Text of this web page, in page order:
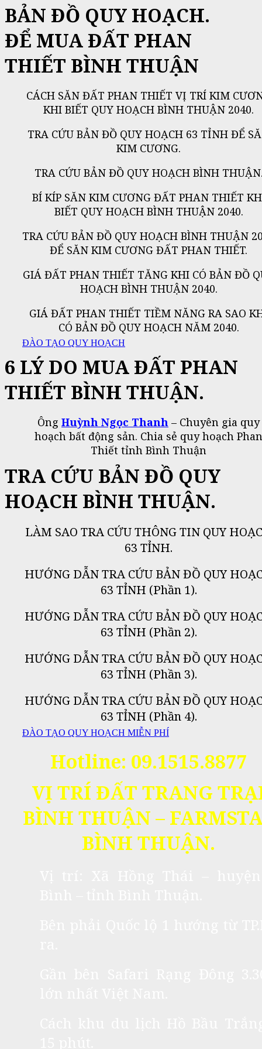
BẢN ĐỒ QUY HOẠCH.
ĐỂ MUA ĐẤT PHAN
THIẾT BÌNH THUẬN
CÁCH SĂN ĐẤT PHAN THIẾT VỊ TRÍ KIM
KHI BIẾT QUY HOẠCH BÌNH THUẬN 2040.
TRA CỨU BẢN ĐỒ QUY HOẠCH 63 TỈNH ĐỂ
KIM CƯƠNG.
TRA CỨU BẢN ĐỒ QUY HOẠCH BÌNH
BÍ KÍP SĂN KIM CƯƠNG ĐẤT PHAN THIẾT
BIẾT QUY HOẠCH BÌNH THUẬN 2040.
TRA CỨU BẢN ĐỒ QUY HOẠCH BÌNH THUẬN
ĐỂ SĂN KIM CƯƠNG ĐẤT PHAN THIẾT.
GIÁ ĐẤT PHAN THIẾT TĂNG KHI CÓ BẢN ĐỒ
HOẠCH BÌNH THUẬN 2040.
GIÁ ĐẤT PHAN THIẾT TIỀM NĂNG RA SAO
CÓ BẢN ĐỒ QUY HOẠCH NĂM 2040.
ĐÀO TẠO QUY HOẠCH
6 LÝ DO MUA ĐẤT PHAN
THIẾT BÌNH THUẬN.
Ông Huỳnh Ngọc Thanh – Chuyên gia quy
hoạch bất động sản. Chia sẻ quy hoạch Phan
Thiết tỉnh Bình Thuận
TRA CỨU BẢN ĐỒ QUY
HOẠCH BÌNH THUẬN.
LÀM SAO TRA CỨU THÔNG TIN QUY
63 TỈNH.
HƯỚNG DẪN TRA CỨU BẢN ĐỒ QUY
63 TỈNH (Phần 1).
HƯỚNG DẪN TRA CỨU BẢN ĐỒ QUY
63 TỈNH (Phần 2).
HƯỚNG DẪN TRA CỨU BẢN ĐỒ QUY
63 TỈNH (Phần 3).
HƯỚNG DẪN TRA CỨU BẢN ĐỒ QUY
63 TỈNH (Phần 4).
ĐÀO TẠO QUY HOẠCH MIỄN PHÍ
Hotline: 09.1515.8877
VỊ TRÍ ĐẤT TRANG
BÌNH THUẬN –
BÌNH THUẬN.